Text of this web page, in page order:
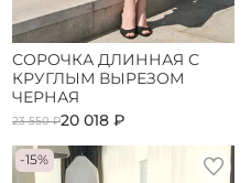
СОРОЧКА ДЛИННАЯ С
КРУГЛЫМ ВЫРЕЗОМ
ЧЕРНАЯ
23 550 ₽20 018 ₽
-15%